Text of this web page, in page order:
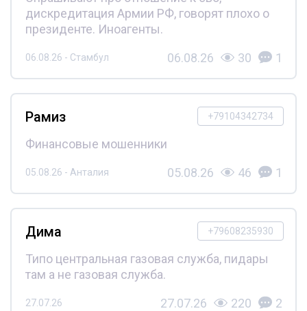
дискредитация Армии РФ, говорят плохо о
президенте. Иноагенты.
06.08.26 - Стамбул 06.08.26 30 1
+79104342734
Рамиз
Финансовые мошенники
05.08.26 - Анталия 05.08.26 46 1
+79608235930
Дима
Типо центральная газовая служба, пидары
там а не газовая служба.
27.07.26 27.07.26 220 2